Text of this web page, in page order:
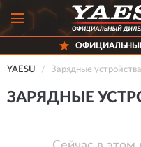
YAESU Зарядные устройства
ЗАРЯДНЫЕ